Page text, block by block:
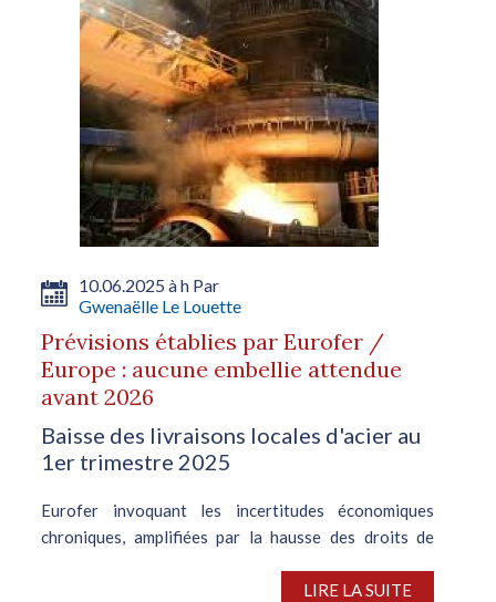
10.06.2025 à h Par
Gwenaëlle Le Louette
Prévisions établies par Eurofer /
Europe : aucune embellie attendue
avant 2026
Baisse des livraisons locales d'acier au
1er trimestre 2025
Eurofer invoquant les incertitudes économiques
chroniques, amplifiées par la hausse des droits de
désormais fixés à 50%, exclut une quelconque reprise
LIRE LA SUITE